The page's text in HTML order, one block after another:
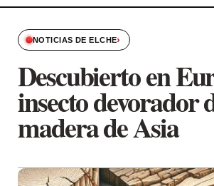
NOTICIAS DE ELCHE›
Descubierto en
insecto devorador
madera de Asia